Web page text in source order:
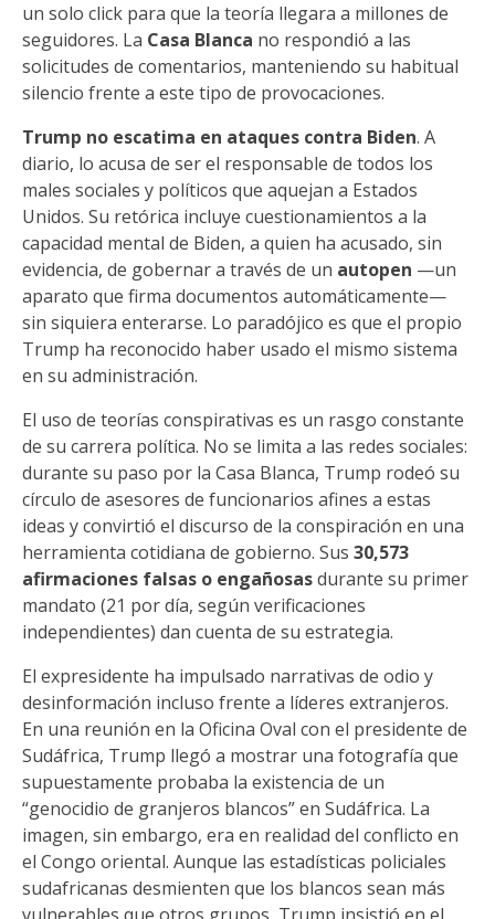
un solo click para que la teoría llegara a millones de
seguidores. La Casa Blanca no respondió a las
solicitudes de comentarios, manteniendo su habitual
silencio frente a este tipo de provocaciones.
Trump no escatima en ataques contra Biden. A
diario, lo acusa de ser el responsable de todos los
males sociales y políticos que aquejan a Estados
Unidos. Su retórica incluye cuestionamientos a la
capacidad mental de Biden, a quien ha acusado, sin
evidencia, de gobernar a través de un autopen —un
aparato que firma documentos automáticamente—
sin siquiera enterarse. Lo paradójico es que el propio
Trump ha reconocido haber usado el mismo sistema
en su administración.
El uso de teorías conspirativas es un rasgo constante
de su carrera política. No se limita a las redes sociales:
durante su paso por la Casa Blanca, Trump rodeó su
círculo de asesores de funcionarios afines a estas
ideas y convirtió el discurso de la conspiración en una
herramienta cotidiana de gobierno. Sus 30,573
afirmaciones falsas o engañosasdurante su primer
mandato (21 por día, según verificaciones
independientes) dan cuenta de su estrategia.
El expresidente ha impulsado narrativas de odio y
desinformación incluso frente a líderes extranjeros.
En una reunión en la Oficina Oval con el presidente de
Sudáfrica, Trump llegó a mostrar una fotografía que
supuestamente probaba la existencia de un
“genocidio de granjeros blancos” en Sudáfrica. La
imagen, sin embargo, era en realidad del conflicto en
el Congo oriental. Aunque las estadísticas policiales
sudafricanas desmienten que los blancos sean más